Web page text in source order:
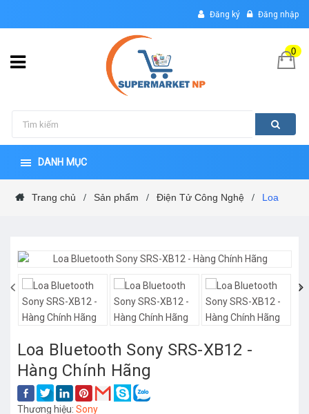
Đăng ký Đăng nhập
0
DANH MỤC
Trang chủ / Sản phẩm / Điện Tử Công Nghệ / Loa
‹ ›
Loa Bluetooth Sony SRS-XB12 -
Hàng Chính Hãng
Thương hiệu: Sony